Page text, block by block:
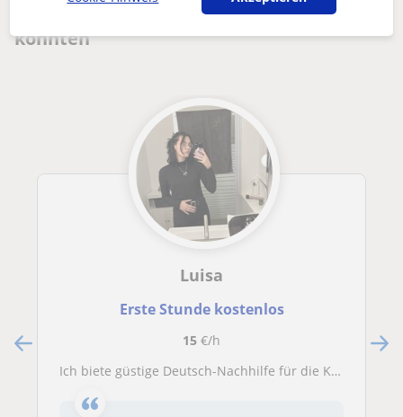
Korschenbroich die dich interessieren
könnten
Luisa
Erste Stunde kostenlos
15 €/h
Ich biete güstige Deutsch-Nachhilfe für die Klassen 1-12 an